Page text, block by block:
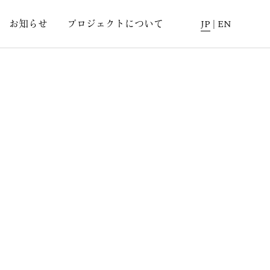
お知らせ プロジェクトについて JP | EN